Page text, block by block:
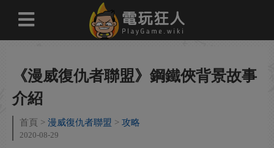
《漫威復仇者聯盟》鋼鐵俠背景故事
介紹
首頁 漫威復仇者聯盟 攻略
2020-08-29